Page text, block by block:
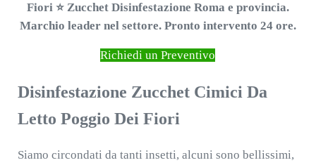
Fiori ⭐ Zucchet Disinfestazione Roma e provincia.
Marchio leader nel settore. Pronto intervento 24 ore.
Richiedi un Preventivo
Disinfestazione Zucchet Cimici Da
Letto Poggio Dei Fiori
Siamo circondati da tanti insetti, alcuni sono bellissimi,